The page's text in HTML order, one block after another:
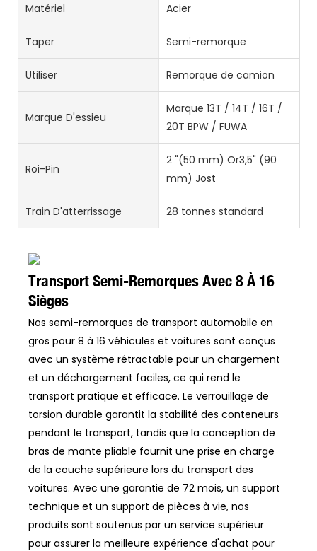
Matériel Acier
Taper Semi-remorque
Utiliser Remorque de camion
Marque D'essieu
Marque 13T / 14T / 16T /
20T BPW / FUWA
Roi-Pin
2 "(50 mm) Or3,5" (90
mm) Jost
Train D'atterrissage 28 tonnes standard
Transport Semi-Remorques Avec 8 À 16
Sièges
Nos semi-remorques de transport automobile en
gros pour 8 à 16 véhicules et voitures sont conçus
avec un système rétractable pour un chargement
et un déchargement faciles, ce qui rend le
transport pratique et efficace. Le verrouillage de
torsion durable garantit la stabilité des conteneurs
pendant le transport, tandis que la conception de
bras de mante pliable fournit une prise en charge
de la couche supérieure lors du transport des
voitures. Avec une garantie de 72 mois, un support
technique et un support de pièces à vie, nos
produits sont soutenus par un service supérieur
pour assurer la meilleure expérience d'achat pour